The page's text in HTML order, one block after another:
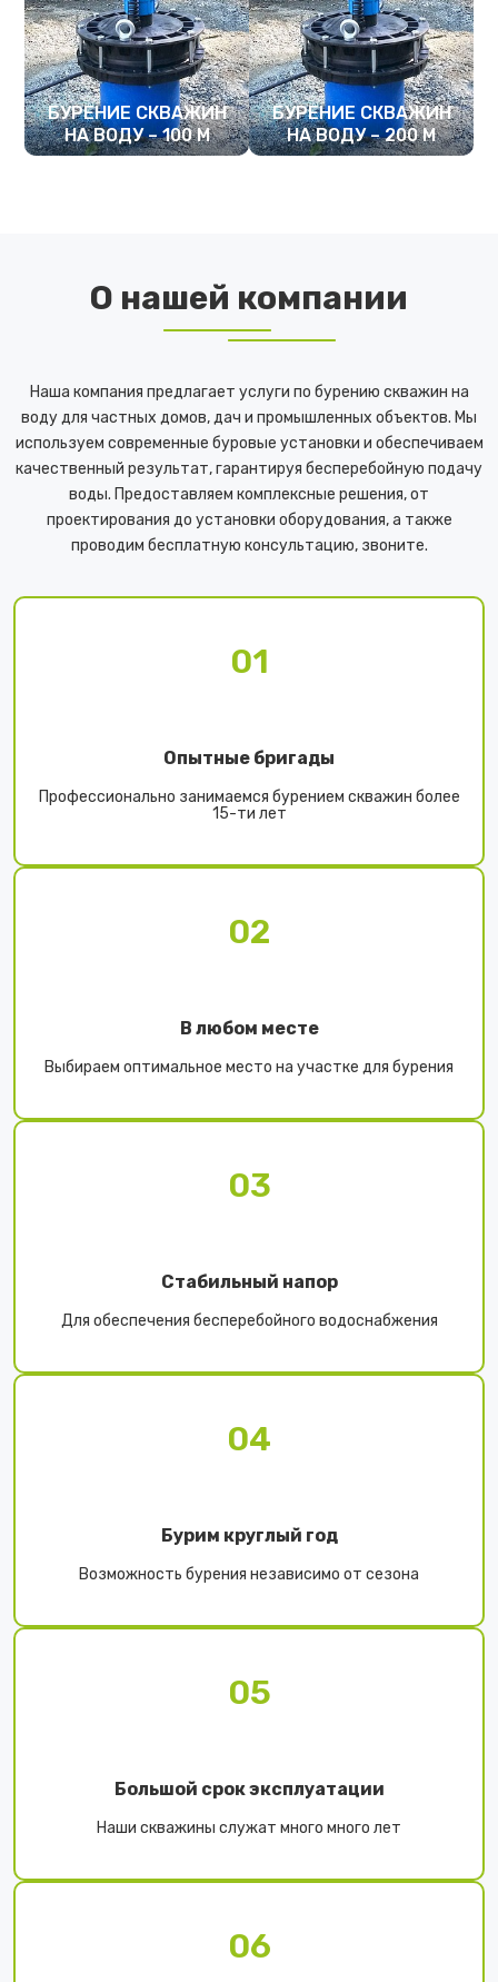
БУРЕНИЕ СКВАЖИН
НА ВОДУ – 100 М
БУРЕНИЕ СКВАЖИН
НА ВОДУ – 200 М
О нашей компании
Наша компания предлагает услуги по бурению скважин на
воду для частных домов, дач и промышленных объектов. Мы
используем современные буровые установки и обеспечиваем
качественный результат, гарантируя бесперебойную подачу
воды. Предоставляем комплексные решения, от
проектирования до установки оборудования, а также
проводим бесплатную консультацию, звоните.
01
Опытные бригады
Профессионально занимаемся бурением скважин более
15-ти лет
02
В любом месте
Выбираем оптимальное место на участке для бурения
03
Стабильный напор
Для обеспечения бесперебойного водоснабжения
04
Бурим круглый год
Возможность бурения независимо от сезона
05
Большой срок эксплуатации
Наши скважины служат много много лет
06